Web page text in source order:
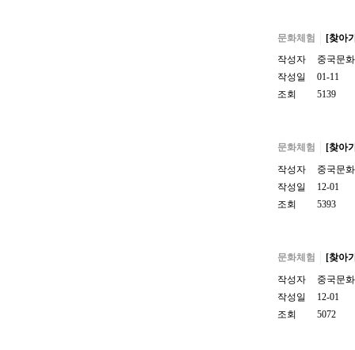
문화체험
[찾아
작성자
중국문
작성일
01-11
조회
5139
문화체험
[찾아
작성자
중국문
작성일
12-01
조회
5393
문화체험
[찾아
작성자
중국문
작성일
12-01
조회
5072